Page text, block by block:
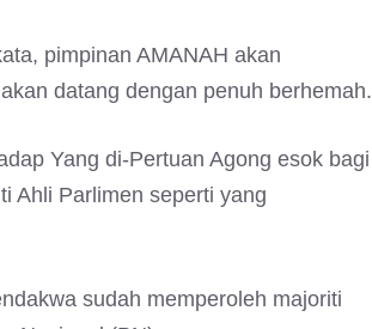
pimpinan AMANAH akan
datang dengan penuh berhemah.
Yang di-Pertuan Agong esok bagi
Ahli Parlimen seperti yang
sudah memperoleh majoriti